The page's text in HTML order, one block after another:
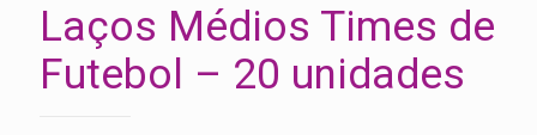
Laços Médios Times de
Futebol – 20 unidades